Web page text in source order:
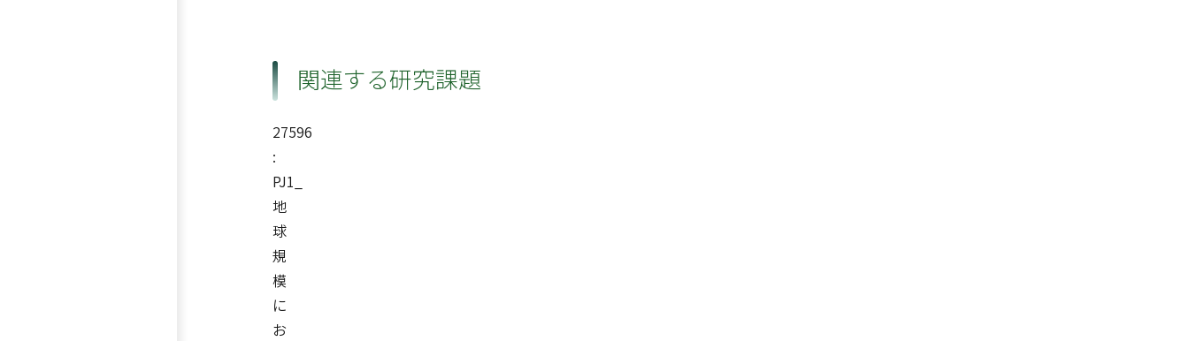
関連する研究課題
27596
:
PJ1_
地
球
規
模
に
お